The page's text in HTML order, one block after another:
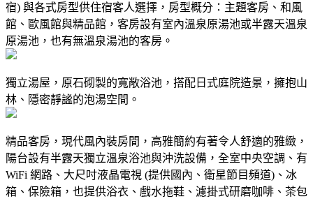
宿) 與各式房型供住宿客人選擇，房型概分：主題客房、和風
館、歐風館與精品館，客房設有室內溫泉原湯池或半露天溫泉
原湯池，也有無溫泉湯池的客房。
獨立湯屋，原石砌製的寬敞浴池，搭配日式庭院造景，擁抱山
林、隱密靜謐的泡湯空間。
精品客房，現代風內裝房間，高雅簡約有著令人舒適的雅緻，
陽台設有半露天獨立溫泉浴池與沖洗設備，全室中央空調、有
WiFi 網路、大尺吋液晶電視 (提供國內、衛星節目頻道)、冰
箱、保險箱，也提供浴衣、戲水拖鞋、濾掛式研磨咖啡、茶包